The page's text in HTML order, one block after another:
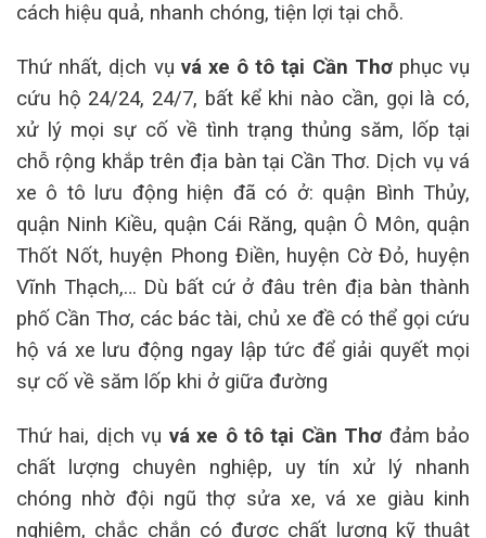
cách hiệu quả, nhanh chóng, tiện lợi tại chỗ.
Thứ nhất, dịch vụ vá xe ô tô tại Cần Thơphục vụ
cứu hộ 24/24, 24/7, bất kể khi nào cần, gọi là có,
xử lý mọi sự cố về tình trạng thủng săm, lốp tại
chỗ rộng khắp trên địa bàn tại Cần Thơ. Dịch vụ vá
xe ô tô lưu động hiện đã có ở: quận Bình Thủy,
quận Ninh Kiều, quận Cái Răng, quận Ô Môn, quận
Thốt Nốt, huyện Phong Điền, huyện Cờ Đỏ, huyện
Vĩnh Thạch,… Dù bất cứ ở đâu trên địa bàn thành
phố Cần Thơ, các bác tài, chủ xe đề có thể gọi cứu
hộ vá xe lưu động ngay lập tức để giải quyết mọi
sự cố về săm lốp khi ở giữa đường
Thứ hai, dịch vụ vá xe ô tô tại Cần Thơ đảm bảo
chất lượng chuyên nghiệp, uy tín xử lý nhanh
chóng nhờ đội ngũ thợ sửa xe, vá xe giàu kinh
nghiệm, chắc chắn có được chất lượng kỹ thuật